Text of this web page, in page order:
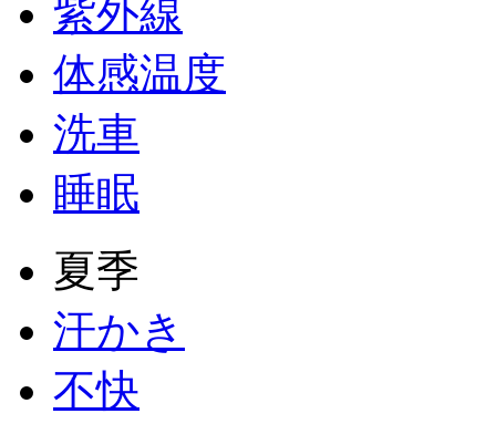
紫外線
体感温度
洗車
睡眠
夏季
汗かき
不快